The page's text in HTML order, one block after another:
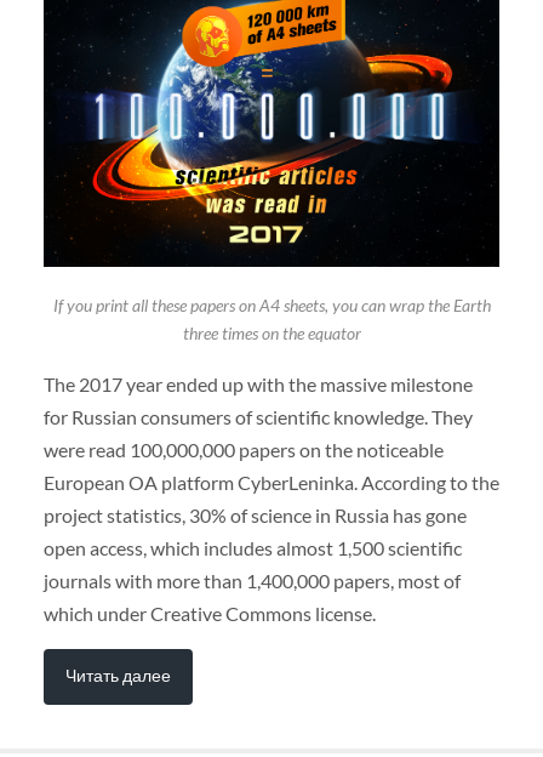
If you print all these papers on A4 sheets, you can wrap the Earth
three times on the equator
The 2017 year ended up with the massive milestone
for Russian consumers of scientific knowledge. They
were read 100,000,000 papers on the noticeable
European OA platform CyberLeninka. According to the
project statistics, 30% of science in Russia has gone
open access, which includes almost 1,500 scientific
journals with more than 1,400,000 papers, most of
which under Creative Commons license.
Читать далее